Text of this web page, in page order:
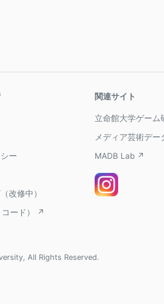
ー
改修中）
コード） ↗
関連サイト
立命館大学ゲー
メディア芸術デ
MADB Lab ↗
All Rights Reserved.